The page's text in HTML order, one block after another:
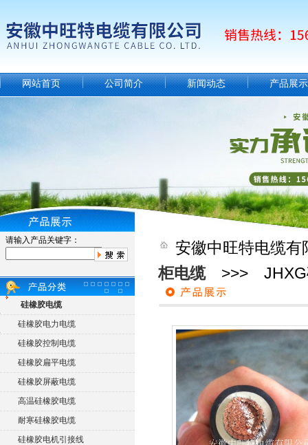
网站首页 公司简介 新闻动态 产品展示
请输入产品关键字：
硅橡胶电缆
硅橡胶电力电缆
硅橡胶控制电缆
硅橡胶扁平电缆
硅橡胶屏蔽电缆
高温硅橡胶电缆
耐寒硅橡胶电缆
硅橡胶电机引接线
安徽中旺特电缆
柜电缆>>> JHXG硅